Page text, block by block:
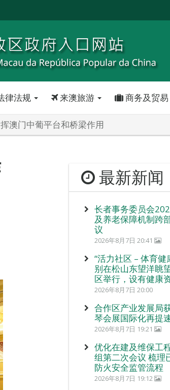
律法规 来澳旅游 商务及贸易
澳门中葡平台和桥梁作用
最新新闻
长者事务委员会
及养老保障机制跨
议
2026年8月7日 20:41
“活力社区 – 体育
别在松山东望洋眺
区举行，设有健康
2026年8月7日 20:00
合作区产业发展局
琴会展国际化再提
2026年8月7日 19:21
优化在建及维保工
组第二次会议 梳理
防火安全监管流程
2026年8月7日 19:12